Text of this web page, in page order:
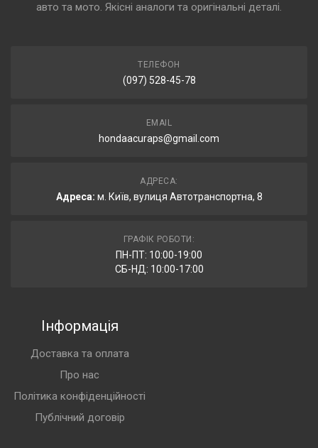
авто та мото. Якісні аналоги та оригінальні деталі.
ТЕЛЕФОН
(097) 528-45-78
EMAIL
hondaacuraps@gmail.com
АДРЕСА:
Адреса: м. Київ, вулиця Автотранспортна, 8
ГРАФІК РОБОТИ:
ПН-ПТ: 10:00-19:00
СБ-НД: 10:00-17:00
Інформація
Доставка та оплата
Про нас
Політика конфіденційності
Публічний договір